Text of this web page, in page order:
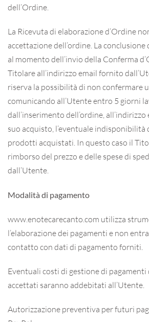
dell’Ordine.
La Ricevuta di elaborazione d’Ordine
accettazione dell’ordine. La
al momento dell’invio della Conferma
Titolare all’indirizzo email fornito
riserva la possibilità di non confermare
comunicando all’Utente entro 5 giorni
dall’inserimento dell’ordine,
suo acquisto, l’eventuale indisponibilità
prodotti acquistati. In questo caso il
rimborso del prezzo e delle spese di
dall’Utente.
Modalità di pagamento
www.enotecarecanto.com utilizza
l’elaborazione dei pagamenti e non
contatto con dati di pagamento forniti.
Eventuali costi di gestione di pagamenti
accettati saranno addebitati all’Utente.
Autorizzazione preventiva per futuri